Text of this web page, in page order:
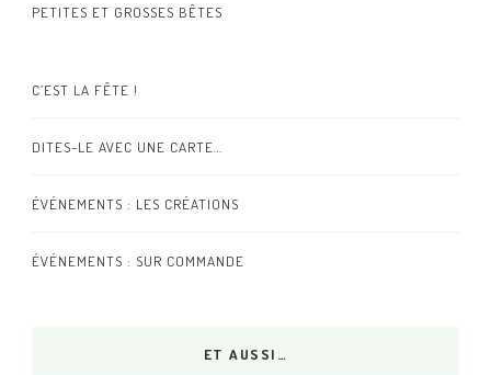
PETITES ET GROSSES BÊTES
C’EST LA FÊTE !
DITES-LE AVEC UNE CARTE…
ÉVÉNEMENTS : LES CRÉATIONS
ÉVÉNEMENTS : SUR COMMANDE
ET AUSSI…